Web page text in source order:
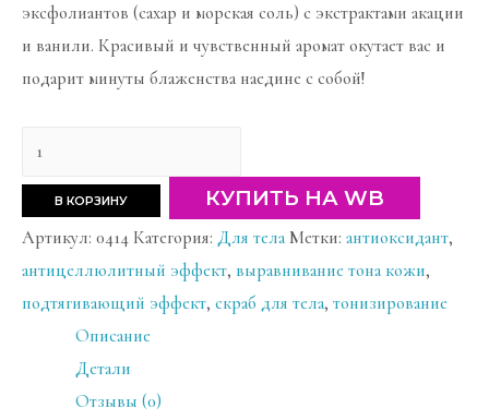
эксфолиантов (сахар и морская соль) с экстрактами акации
и ванили. Красивый и чувственный аромат окутает вас и
подарит минуты блаженства наедине с собой!
Скраб
для
тела
подтягивающий
"Цветочный
парфюм"
В КОРЗИНУ КУПИТЬ НА WB
Артикул: 0414 Категория: Для тела Метки: антиоксидант,
антицеллюлитный эффект, выравнивание тона кожи,
подтягивающий эффект, скраб для тела, тонизирование
Описание
Детали
Отзывы (0)